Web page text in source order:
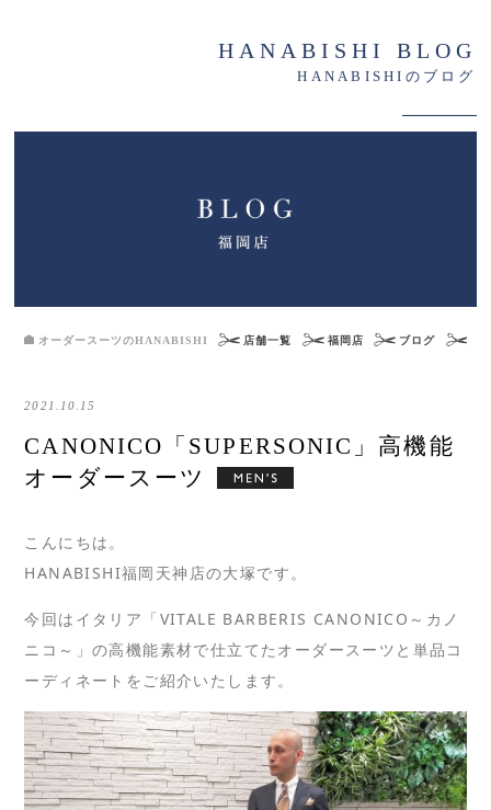
HANABISHI BLOG
HANABISHIのブログ
オーダースーツのHANABISHI 店舗一覧 福岡店 ブログ
2021.10.15
CANONICO「SUPERSONIC」高機能
オーダースーツ
こんにちは。
HANABISHI福岡天神店の大塚です。
今回はイタリア「VITALE BARBERIS CANONICO～カノ
ニコ～」の高機能素材で仕立てたオーダースーツと単品コ
ーディネートをご紹介いたします。